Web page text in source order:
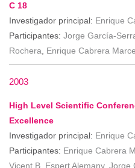
C 18
Investigador principal: Enrique
Participantes: Jorge García-
Rochera
Enrique Cabrera
2003
High Level Scientific
Excellence
Investigador principal: Enrique
Participantes: Enrique Cabrera
Vicent B. Espert Alemany, Jorge